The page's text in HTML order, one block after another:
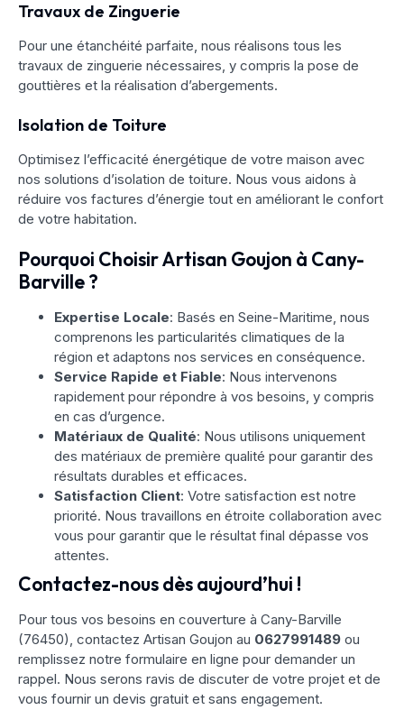
Travaux de Zinguerie
Pour une étanchéité parfaite, nous réalisons tous les
travaux de zinguerie nécessaires, y compris la pose de
gouttières et la réalisation d’abergements.
Isolation de Toiture
Optimisez l’efficacité énergétique de votre maison avec
nos solutions d’isolation de toiture. Nous vous aidons à
réduire vos factures d’énergie tout en améliorant le confort
de votre habitation.
Pourquoi Choisir Artisan Goujon à Cany-
Barville ?
Expertise Locale: Basés en Seine-Maritime, nous
comprenons les particularités climatiques de la
région et adaptons nos services en conséquence.
Service Rapide et Fiable: Nous intervenons
rapidement pour répondre à vos besoins, y compris
en cas d’urgence.
Matériaux de Qualité: Nous utilisons uniquement
des matériaux de première qualité pour garantir des
résultats durables et efficaces.
Satisfaction Client: Votre satisfaction est notre
priorité. Nous travaillons en étroite collaboration avec
vous pour garantir que le résultat final dépasse vos
attentes.
Contactez-nous dès aujourd’hui !
Pour tous vos besoins en couverture à Cany-Barville
(76450), contactez Artisan Goujon au 0627991489 ou
remplissez notre formulaire en ligne pour demander un
rappel. Nous serons ravis de discuter de votre projet et de
vous fournir un devis gratuit et sans engagement.